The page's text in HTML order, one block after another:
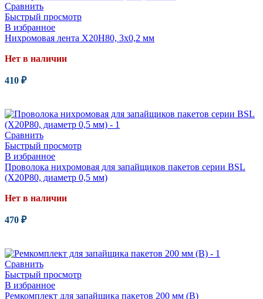
Сравнить
Быстрый просмотр
В избранное
Нихромовая лента Х20Н80, 3х0,2 мм
Нет в наличии
410 ₽
Сравнить
Быстрый просмотр
В избранное
Проволока нихромовая для запайщиков пакетов серии BSL
(Х20Р80, диаметр 0,5 мм)
Нет в наличии
470 ₽
Сравнить
Быстрый просмотр
В избранное
Ремкомплект для запайщика пакетов 200 мм (В)